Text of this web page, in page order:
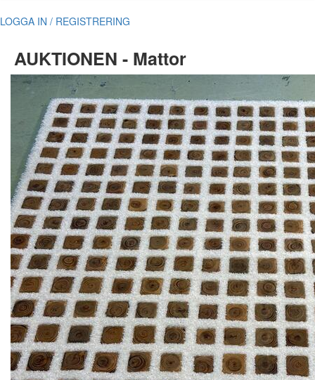
LOGGA IN / REGISTRERING
AUKTIONEN - Mattor